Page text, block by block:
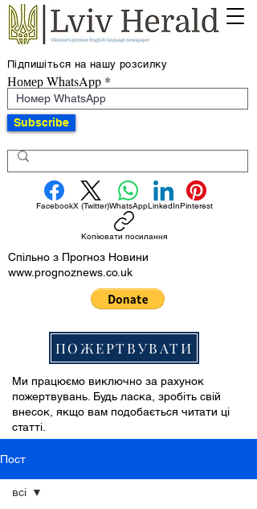
Підпишіться на нашу розсилку
Номер WhatsApp
Subscribe
FacebookX (Twitter)WhatsAppLinkedInPinterest
Копіювати посилання
Спільно з Прогноз Новини
www.prognoznews.co.uk
ПОЖЕРТВУВАТИ
Ми працюємо виключно за рахунок
пожертвувань. Будь ласка, зробіть свій
внесок, якщо вам подобається читати ці
статті.
Пост
всі